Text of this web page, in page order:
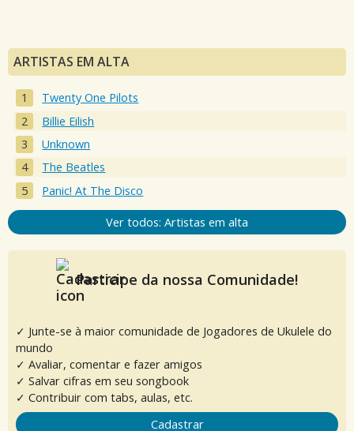
ARTISTAS EM ALTA
Twenty One Pilots
Billie Eilish
Unknown
The Beatles
Panic! At The Disco
Ver todos: Artistas em alta
Participe da nossa Comunidade!
✓ Junte-se à maior comunidade de Jogadores de Ukulele do
mundo
✓ Avaliar, comentar e fazer amigos
✓ Salvar cifras em seu songbook
✓ Contribuir com tabs, aulas, etc.
Cadastrar